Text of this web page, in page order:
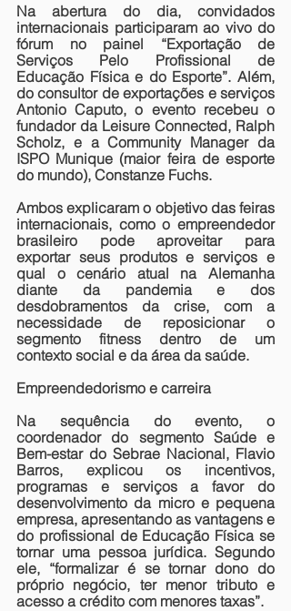
Na abertura do dia, convidados
internacionais participaram ao vivo do
fórum no painel “Exportação de
Serviços Pelo Profissional de
Educação Física e do Esporte”. Além,
do consultor de exportações e serviços
Antonio Caputo, o evento recebeu o
fundador da Leisure Connected, Ralph
Scholz, e a Community Manager da
ISPO Munique (maior feira de esporte
do mundo), Constanze Fuchs.
Ambos explicaram o objetivo das feiras
internacionais, como o empreendedor
brasileiro pode aproveitar para
exportar seus produtos e serviços e
qual o cenário atual na Alemanha
diante da pandemia e dos
desdobramentos da crise, com a
necessidade de reposicionar o
segmento fitness dentro de um
contexto social e da área da saúde.
Empreendedorismo e carreira
Na sequência do evento, o
coordenador do segmento Saúde e
Bem-estar do Sebrae Nacional, Flavio
Barros, explicou os incentivos,
programas e serviços a favor do
desenvolvimento da micro e pequena
empresa, apresentando as vantagens e
do profissional de Educação Física se
tornar uma pessoa jurídica. Segundo
ele, “formalizar é se tornar dono do
próprio negócio, ter menor tributo e
acesso a crédito com menores taxas”.